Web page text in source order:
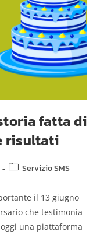
fatta di
risultati
Servizio SMS
il 13 giugno
che testimonia
una piattaforma